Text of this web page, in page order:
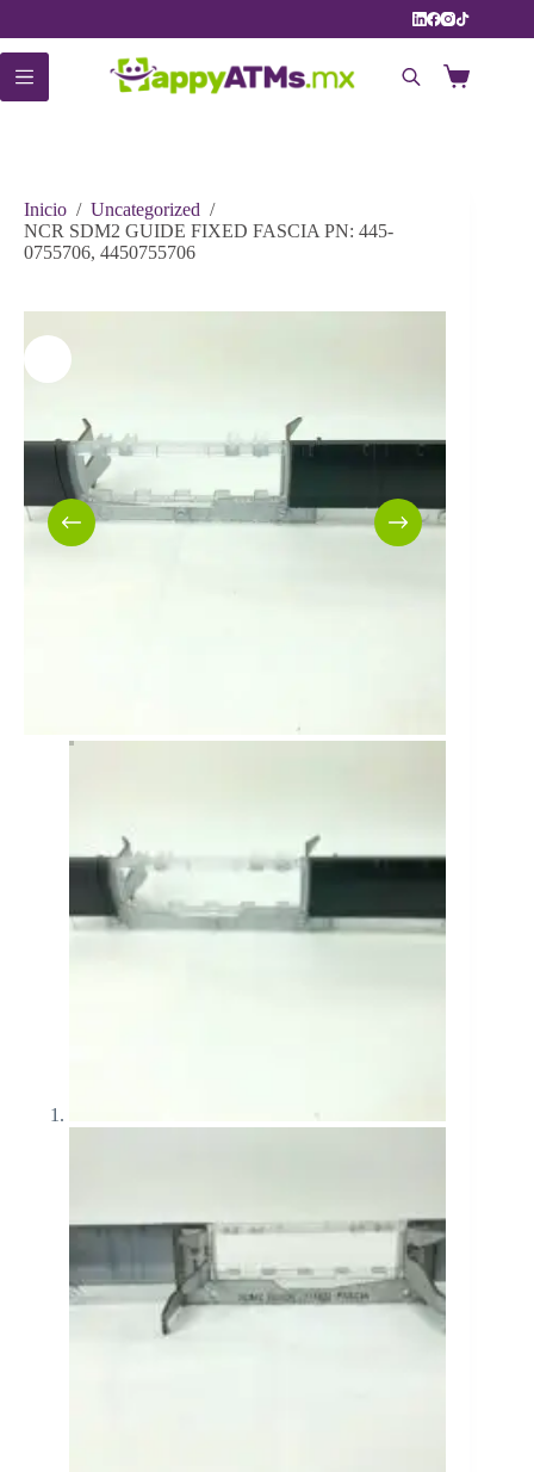
contenido
Carro
Inicio / Uncategorized /
NCR SDM2 GUIDE FIXED FASCIA PN: 445-
0755706, 4450755706